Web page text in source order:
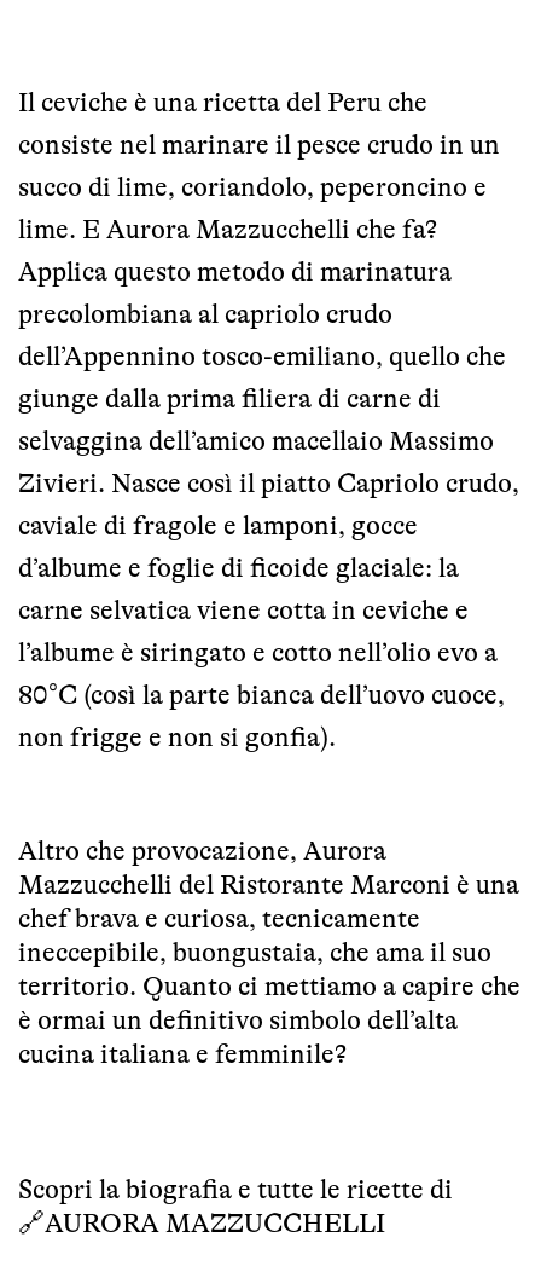
Il ceviche è una ricetta del Peru che
consiste nel marinare il pesce crudo in un
succo di lime, coriandolo, peperoncino e
lime. E Aurora Mazzucchelli che fa?
Applica questo metodo di marinatura
precolombiana al capriolo crudo
dell’Appennino tosco-emiliano, quello che
giunge dalla prima filiera di carne di
selvaggina dell’amico macellaio Massimo
Zivieri. Nasce così il piatto Capriolo crudo,
caviale di fragole e lamponi, gocce
d’albume e foglie di ficoide glaciale: la
carne selvatica viene cotta in ceviche e
l’albume è siringato e cotto nell’olio evo a
80°C (così la parte bianca dell’uovo cuoce,
non frigge e non si gonfia).
Altro che provocazione, Aurora
Mazzucchelli del Ristorante Marconi è una
chef brava e curiosa, tecnicamente
ineccepibile, buongustaia, che ama il suo
territorio. Quanto ci mettiamo a capire che
è ormai un definitivo simbolo dell’alta
cucina italiana e femminile?
Scopri la biografia e tutte le ricette di
🔗AURORA MAZZUCCHELLI